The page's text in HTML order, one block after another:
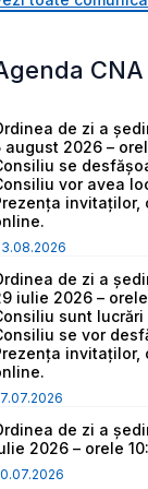
CNA
de zi a
august 2026 –
se
vor avea
invitaților,
de zi a
iulie 2026 –
sunt
se vor
invitaților,
de zi a
2026 – orele